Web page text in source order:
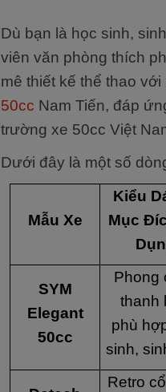
Dù bạn là học sinh,
viên văn phòng thích
mê thiết kế thể thao
50cc Nam Tiến, đáp
trường xe 50cc Việt
Dưới đây là một số
Mẫu Xe
Kiểu
Mục
SYM
Elegant
50cc
Phong
thanh
phù
sinh,
Retro